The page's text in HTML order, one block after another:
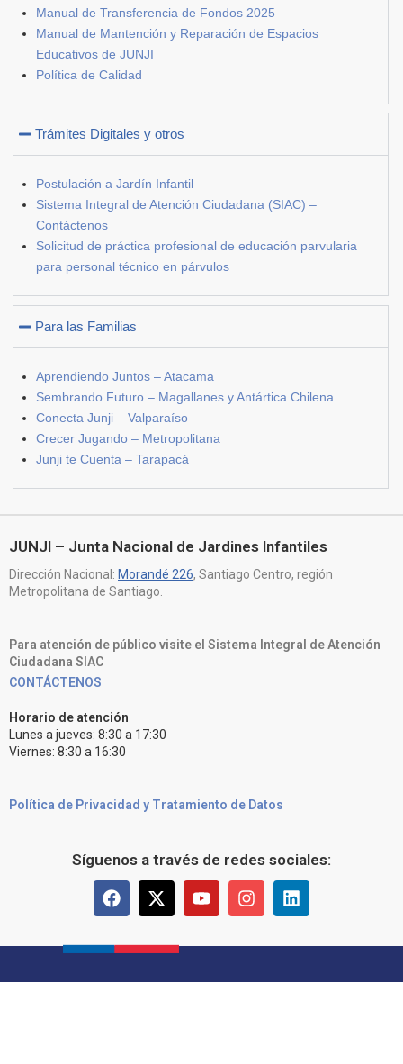
Manual de Transferencia de Fondos 2025
Manual de Mantención y Reparación de Espacios
Educativos de JUNJI
Política de Calidad
Trámites Digitales y otros
Postulación a Jardín Infantil
Sistema Integral de Atención Ciudadana (SIAC) –
Contáctenos
Solicitud de práctica profesional de educación parvularia
para personal técnico en párvulos
Para las Familias
Aprendiendo Juntos – Atacama
Sembrando Futuro – Magallanes y Antártica Chilena
Conecta Junji – Valparaíso
Crecer Jugando – Metropolitana
Junji te Cuenta – Tarapacá
JUNJI – Junta Nacional de Jardines Infantiles
Dirección Nacional: Morandé 226, Santiago Centro, región
Metropolitana de Santiago.
Para atención de público visite el Sistema Integral de Atención
Ciudadana SIAC
CONTÁCTENOS
Horario de atención
Lunes a jueves: 8:30 a 17:30
Viernes: 8:30 a 16:30
Política de Privacidad y Tratamiento de Datos
Síguenos a través de redes sociales: